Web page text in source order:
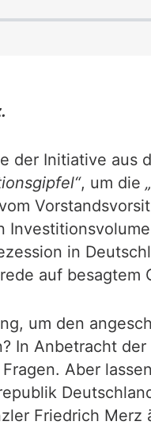
der Initiative aus
, um die
in
auf besagtem
um den
In Anbetracht
Aber
Friedrich Merz